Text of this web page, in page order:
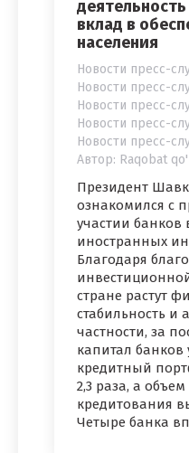
вклад в
населения
Новости пресс-
Новости пресс-
Новости пресс-
Новости пресс-
Новости пресс-
Автор: Raqobat
Президент
ознакомился с
участии
иностранных
Благодаря
стране растут
стабильность и
частности, за
капитал банков
кредитный
2,3 раза, а
кредитования
Четыре банка